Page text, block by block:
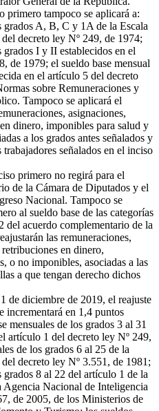
tampoco se aplicará a:
grados A, B, C y 1A de la Escala
decreto ley Nº 249, de 1974;
grados I y II establecidos en el
de 1979; el sueldo base mensual
en el artículo 5 del decreto
sobre Remuneraciones y
Tampoco se aplicará el
asignaciones,
dinero, imponibles para salud y
a los grados antes señalados y
señalados en el inciso
primero no regirá para el
de la Cámara de Diputados y el
Nacional. Tampoco se
al sueldo base de las categorías
del acuerdo complementario de la
las remuneraciones,
en dinero,
o no imponibles, asociadas a las
a que tengan derecho dichos
diciembre de 2019, el reajuste
incrementará en 1,4 puntos
mensuales de los grados 3 al 31
artículo 1 del decreto ley Nº 249,
de los grados 6 al 25 de la
decreto ley Nº 3.551, de 1981;
grados 8 al 22 del artículo 1 de la
Agencia Nacional de Inteligencia
de 2005, de los Ministerios de